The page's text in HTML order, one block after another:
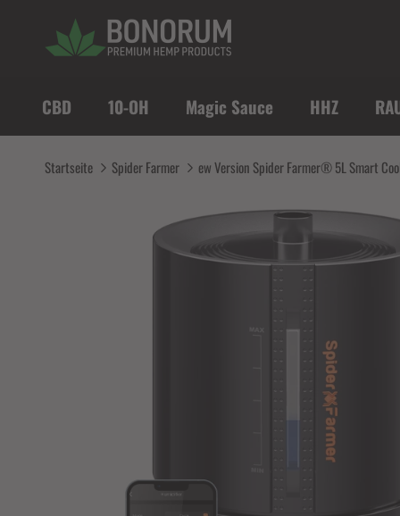
CBD 10-OH Magic Sauce HHZ
Startseite Spider Farmer ew Version Spider Farmer® 5L Smart